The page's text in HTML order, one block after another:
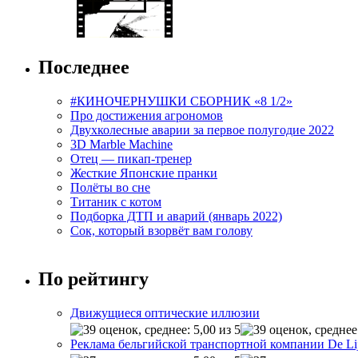
Последнее
#КИНОЧЕРНУШКИ СБОРНИК «8 1/2»
Про достижения агрономов
Двухколесные аварии за первое полугодие 2022
3D Marble Machine
Отец — пикап-тренер
Жесткие Японские пранки
Полёты во сне
Титаник с котом
Подборка ДТП и аварий (январь 2022)
Сок, который взорвёт вам голову
По рейтингу
Движущиеся оптические иллюзии
Реклама бельгийской транспортной компании De